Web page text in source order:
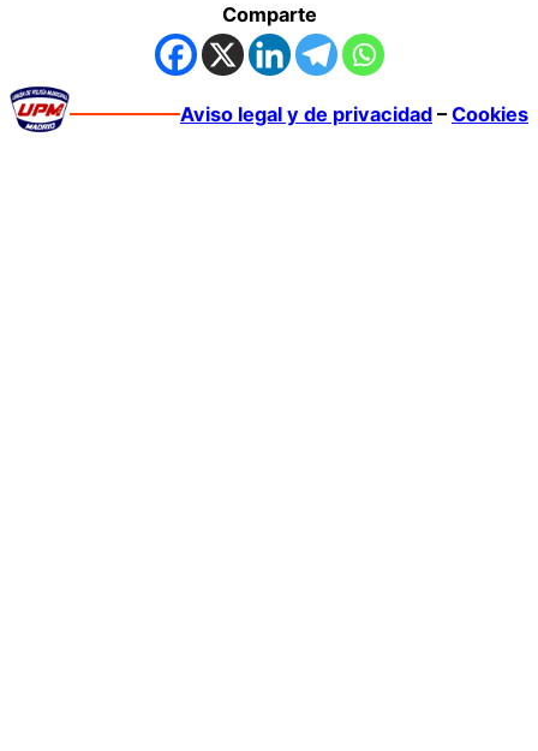
Comparte
Aviso legal y de privacidad –Cookies